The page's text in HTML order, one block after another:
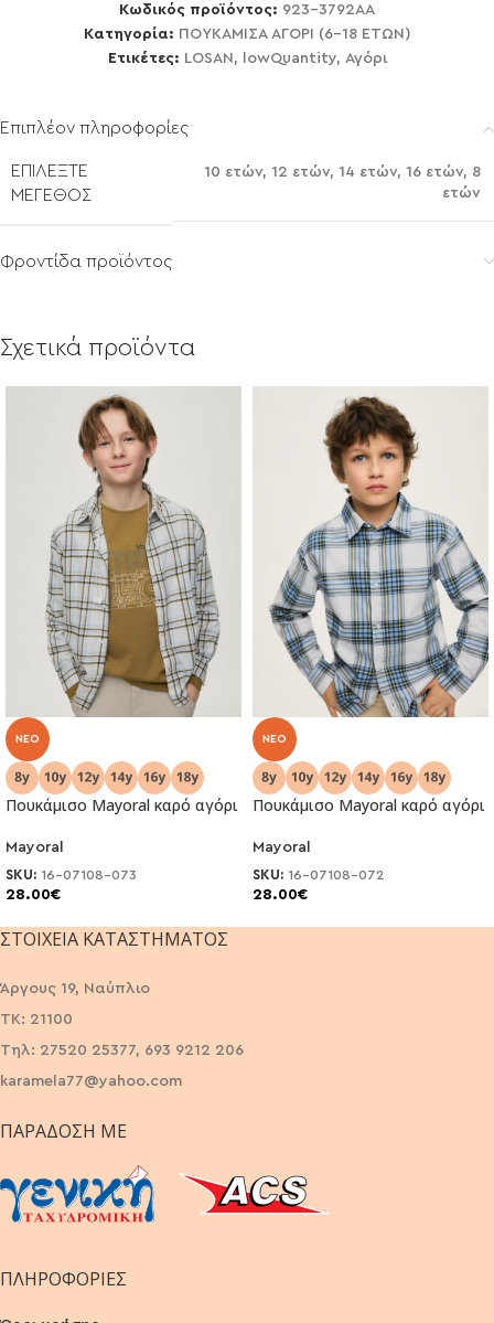
Κωδικός προϊόντος: 923-3792AA
Κατηγορία: ΠΟΥΚΑΜΙΣΑ ΑΓΟΡΙ (6-18 ΕΤΩΝ)
Ετικέτες: LOSAN , lowQuantity, Αγόρι
Επιπλέον πληροφορίες
ΕΠΙΛΈΞΤΕ
ΜΈΓΕΘΟΣ
10 ετών, 12 ετών, 14 ετών, 16 ετών, 8
ετών
Φροντίδα προϊόντος
Σχετικά προϊόντα
NEO
Πουκάμισο Mayoral καρό αγόρι
Mayoral
SKU: 16-07108-073
28.00€
NEO
Πουκάμισο Mayoral καρό αγόρι
Mayoral
SKU: 16-07108-072
28.00€
ΣΤΟΙΧΕΊΑ ΚΑΤΑΣΤΉΜΑΤΟΣ
Άργους 19, Ναύπλιο
ΤΚ: 21100
Τηλ: 27520 25377, 693 9212 206
karamela77@yahoo.com
ΠΑΡΆΔΟΣΗ ΜΕ
ΠΛΗΡΟΦΟΡΙΕΣ